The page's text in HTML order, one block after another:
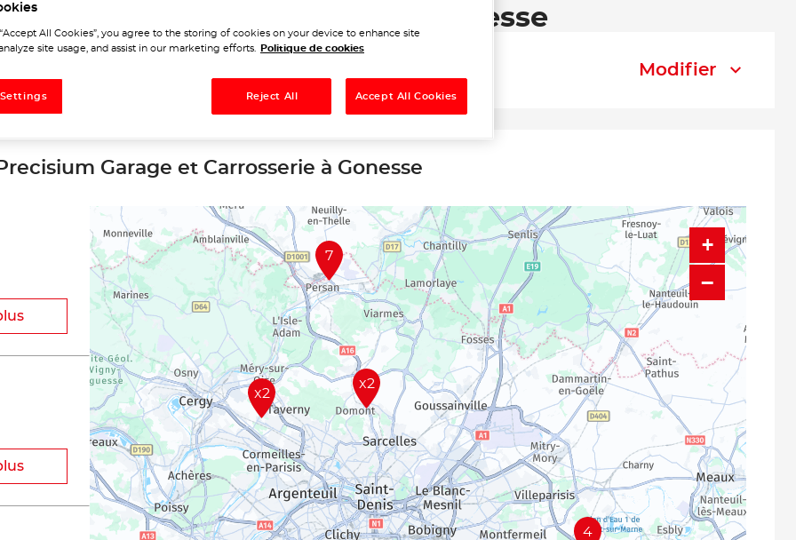
Garage et Carrosserie à Gonesse
Modifier
Precisium Garage et Carrosserie à Gonesse
4
7
x2
x2
+
−
All Cookies”, you agree to the storing of cookies on your device to enhance site
site usage, and assist in our marketing efforts.
Politique de cookies
Reject All Accept All Cookies